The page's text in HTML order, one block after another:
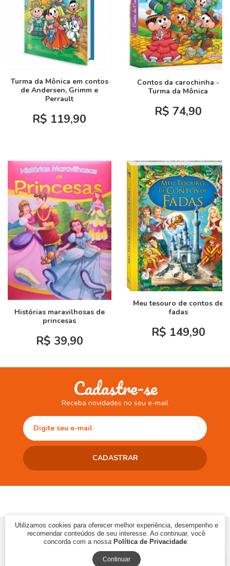
Turma da Mônica em contos
de Andersen, Grimm e
Perrault
R$ 119,90
Contos da carochinha -
Turma da Mônica
R$ 74,90
Histórias maravilhosas de
princesas
R$ 39,90
Meu tesouro de contos de
fadas
R$ 149,90
Cadastre-se
Receba novidades no seu e-mail
© 2017 CAMINHO DA LEITURA LTDA | CNPJ: 10.868.273/0001-06 | Ins.
Estadual: 90483286-33
Utilizamos cookies para oferecer melhor experiência, desempenho e
recomendar conteúdos de seu interesse. Ao continuar, você
concorda com a nossa Política de Privacidade.
Continuar